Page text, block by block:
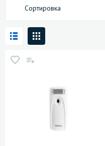
Сортировка